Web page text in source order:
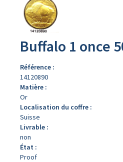
produit
Buffalo 1 once
Référence :
14120890
Matière :
Or
Localisation du coffre :
Suisse
Livrable :
non
État :
Proof